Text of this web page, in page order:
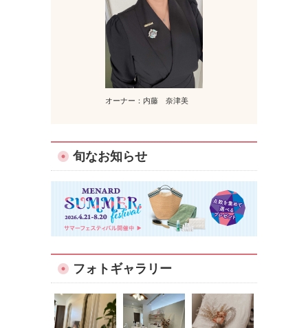
オーナー：内藤 奈津美
旬なお知らせ
フォトギャラリー